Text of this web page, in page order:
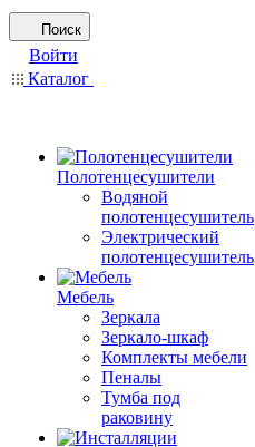
Поиск
Войти
Каталог
Полотенцесушители
Водяной
полотенцесушитель
Электрический
полотенцесушитель
Мебель
Зеркала
Зеркало-шкаф
Комплекты мебели
Пеналы
Тумба под
раковину